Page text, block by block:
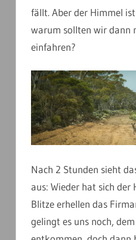
fällt. Aber der Himmel
warum sollten wir dann
einfahren?
Nach 2 Stunden sieht
aus: Wieder hat sich
Blitze erhellen das
gelingt es uns noch,